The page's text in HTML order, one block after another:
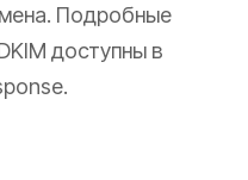
Подробные
доступны в